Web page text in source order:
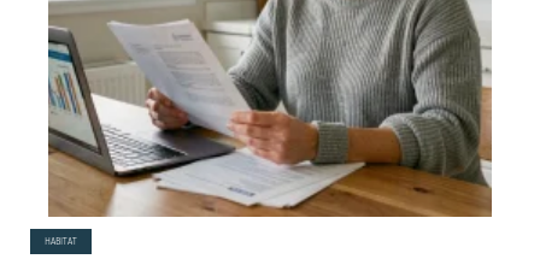
HABITAT